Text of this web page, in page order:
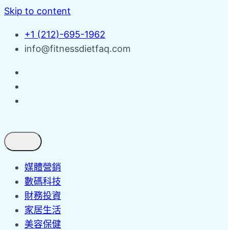
Skip to content
+1 (212)-695-1962
info@fitnessdietfaq.com
媒體營銷
數碼科技
財務投資
家居生活
美容保健